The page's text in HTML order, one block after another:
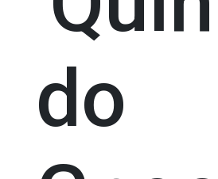
do